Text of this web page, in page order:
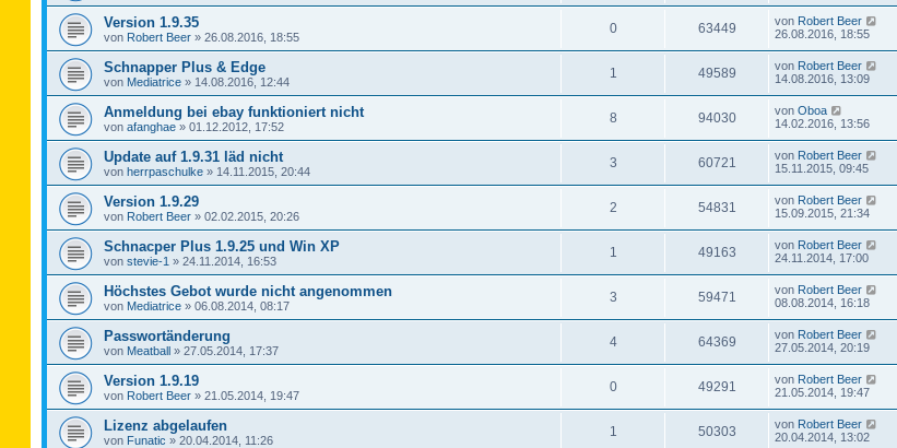
Version 1.9.35
von Robert Beer » 26.08.2016, 18:55
0 63449 von Robert Beer
26.08.2016, 18:55
Schnapper Plus & Edge
von Mediatrice » 14.08.2016, 12:44
1 49589 von Robert Beer
14.08.2016, 13:09
Anmeldung bei ebay funktioniert nicht
von afanghae » 01.12.2012, 17:52
8 94030 von Oboa
14.02.2016, 13:56
Update auf 1.9.31 läd nicht
von herrpaschulke » 14.11.2015, 20:44
3 60721 von Robert Beer
15.11.2015, 09:45
Version 1.9.29
von Robert Beer » 02.02.2015, 20:26
2 54831 von Robert Beer
15.09.2015, 21:34
Schnacper Plus 1.9.25 und Win XP
von stevie-1 » 24.11.2014, 16:53
1 49163 von Robert Beer
24.11.2014, 17:00
Höchstes Gebot wurde nicht angenommen
von Mediatrice » 06.08.2014, 08:17
3 59471 von Robert Beer
08.08.2014, 16:18
Passwortänderung
von Meatball » 27.05.2014, 17:37
4 64369 von Robert Beer
27.05.2014, 20:19
Version 1.9.19
von Robert Beer » 21.05.2014, 19:47
0 49291 von Robert Beer
21.05.2014, 19:47
Lizenz abgelaufen
von Funatic » 20.04.2014, 11:26
1 50303 von Robert Beer
20.04.2014, 13:02